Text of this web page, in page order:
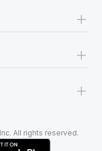
+
+
+
All rights reserved.